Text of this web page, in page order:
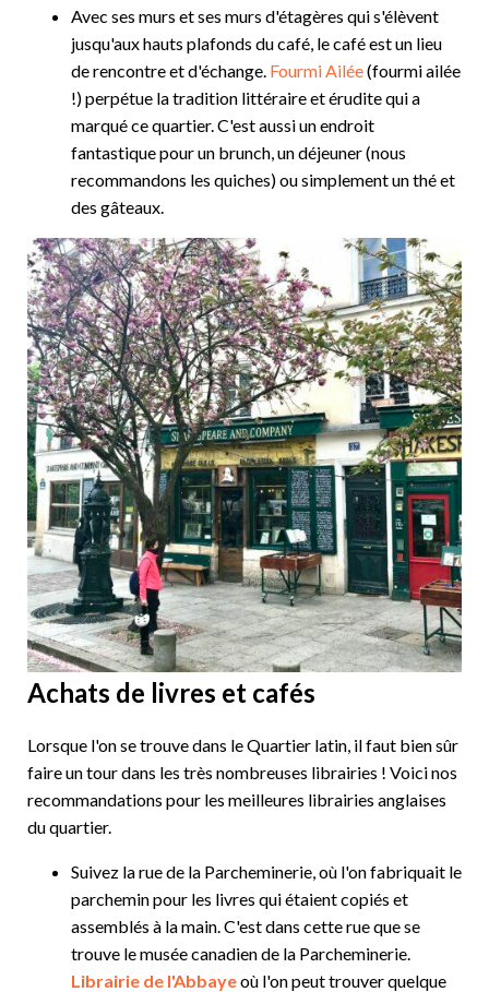
Avec ses murs et ses murs d'étagères qui s'élèvent
jusqu'aux hauts plafonds du café, le café est un lieu
de rencontre et d'échange. Fourmi Ailée(fourmi ailée
!) perpétue la tradition littéraire et érudite qui a
marqué ce quartier. C'est aussi un endroit
fantastique pour un brunch, un déjeuner (nous
recommandons les quiches) ou simplement un thé et
des gâteaux.
Achats de livres et cafés
Lorsque l'on se trouve dans le Quartier latin, il faut bien sûr
faire un tour dans les très nombreuses librairies ! Voici nos
recommandations pour les meilleures librairies anglaises
du quartier.
Suivez la rue de la Parcheminerie, où l'on fabriquait le
parchemin pour les livres qui étaient copiés et
assemblés à la main. C'est dans cette rue que se
trouve le musée canadien de la Parcheminerie.
Librairie de l'Abbayeoù l'on peut trouver quelque